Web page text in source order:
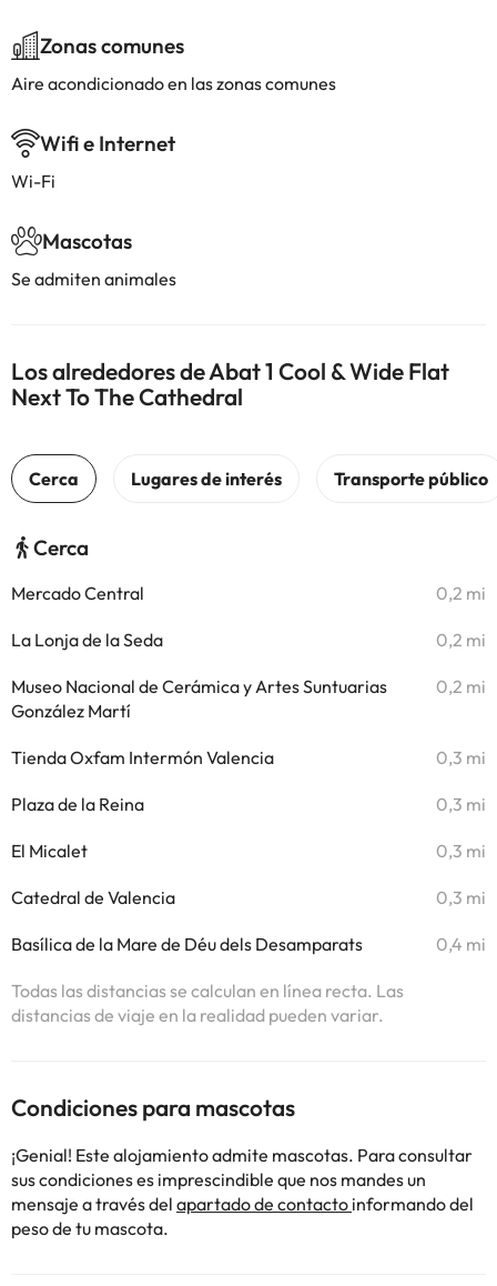
Zonas comunes
Aire acondicionado en las zonas comunes
Wifi e Internet
Wi-Fi
Mascotas
Se admiten animales
Los alrededores de Abat 1 Cool & Wide Flat
Next To The Cathedral
Cerca
Mercado Central 0,2 mi
La Lonja de la Seda 0,2 mi
Museo Nacional de Cerámica y Artes Suntuarias
González Martí
0,2 mi
Tienda Oxfam Intermón Valencia 0,3 mi
Plaza de la Reina 0,3 mi
El Micalet 0,3 mi
Catedral de Valencia 0,3 mi
Basílica de la Mare de Déu dels Desamparats 0,4 mi
Todas las distancias se calculan en línea recta. Las
distancias de viaje en la realidad pueden variar.
Condiciones para mascotas
¡Genial! Este alojamiento admite mascotas. Para consultar
sus condiciones es imprescindible que nos mandes un
mensaje a través del apartado de contacto informando del
peso de tu mascota.